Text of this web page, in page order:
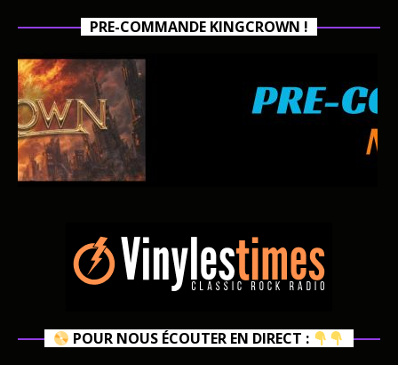
PRE-COMMANDE KINGCROWN !
POUR NOUS ÉCOUTER EN DIRECT :